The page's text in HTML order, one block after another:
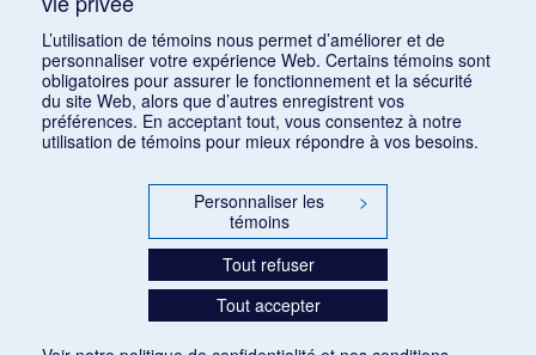
L’utilisation de témoins nous permet d’améliorer et de
personnaliser votre expérience Web. Certains témoins sont
obligatoires pour assurer le fonctionnement et la sécurité
du site Web, alors que d’autres enregistrent vos
préférences. En acceptant tout, vous consentez à notre
utilisation de témoins pour mieux répondre à vos besoins.
Personnaliser les
témoins
>
Tout refuser
Tout accepter